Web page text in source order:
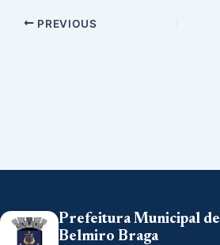
PREVIOUS
Prefeitura Municipal de
Belmiro Braga